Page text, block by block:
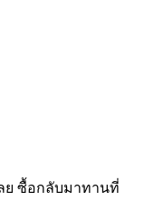
ย ซื้อกลับมาทานที่